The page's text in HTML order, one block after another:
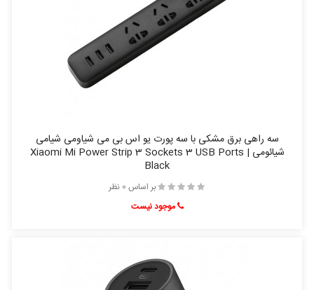
سه راهی برق مشکی با سه پورت یو اس بی می شیاومی شیامی
شیائومی | Xiaomi Mi Power Strip 3 Sockets 3 USB Ports
Black
بر اساس 0 نظر
موجود نیست